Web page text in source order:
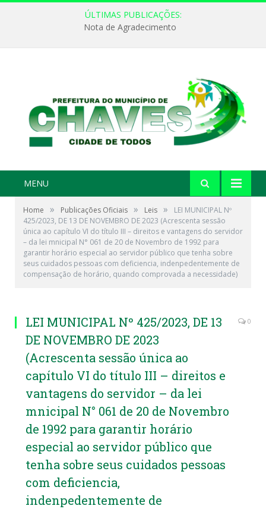
ÚLTIMAS PUBLICAÇÕES:
Nota de Agradecimento
MENU
Home » Publicações Oficiais » Leis »
LEI MUNICIPAL Nº
425/2023, DE 13 DE NOVEMBRO DE 2023 (Acrescenta sessão
única ao capítulo VI do título III – direitos e vantagens do servidor
– da lei mnicipal N° 061 de 20 de Novembro de 1992 para
garantir horário especial ao servidor público que tenha sobre
seus cuidados pessoas com deficiencia, indenpedentemente de
compensação de horário, quando comprovada a necessidade)
LEI MUNICIPAL Nº 425/2023, DE 13
DE NOVEMBRO DE 2023
(Acrescenta sessão única ao
capítulo VI do título III – direitos e
vantagens do servidor – da lei
mnicipal N° 061 de 20 de Novembro
de 1992 para garantir horário
especial ao servidor público que
tenha sobre seus cuidados pessoas
com deficiencia,
indenpedentemente de
0